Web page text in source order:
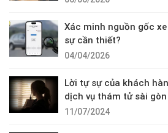
Xác minh nguồn gốc
sự cần thiết?
04/04/2026
Lời tự sự của khách
dịch vụ thám tử sài gòn
11/07/2024